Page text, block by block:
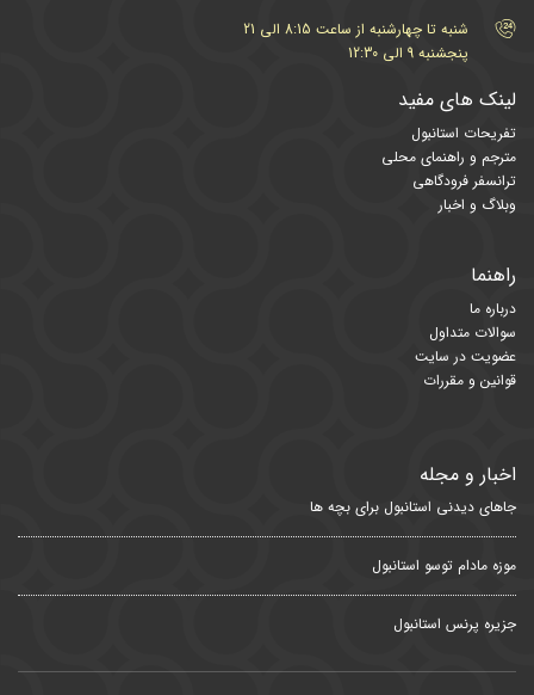
شنبه تا چهارشنبه از ساعت 8:15 الی 21
پنجشنبه 9 الی 12:30
لینک های مفید
تفریحات استانبول
مترجم و راهنمای محلی
ترانسفر فرودگاهی
وبلاگ و اخبار
راهنما
درباره ما
سوالات متداول
عضویت در سایت
قوانین و مقررات
اخبار و مجله
جاهای دیدنی استانبول برای بچه ها
موزه مادام توسو استانبول
جزیره پرنس استانبول